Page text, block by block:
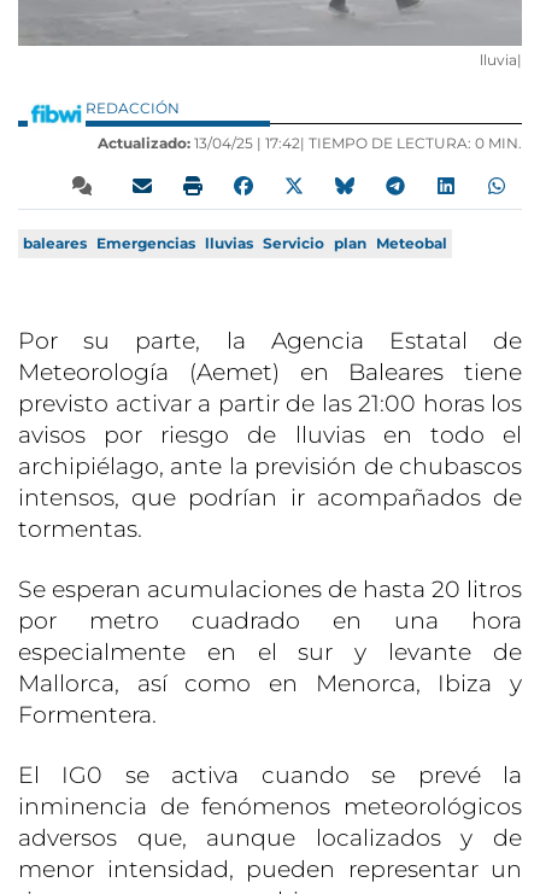
lluvia|
REDACCIÓN
Actualizado: 13/04/25 | 17:42| TIEMPO DE LECTURA: 0 MIN.
baleares Emergencias lluvias Servicio plan Meteobal
Por su parte, la Agencia Estatal de
Meteorología (Aemet) en Baleares tiene
previsto activar a partir de las 21:00 horas los
avisos por riesgo de lluvias en todo el
archipiélago, ante la previsión de chubascos
intensos, que podrían ir acompañados de
tormentas.
Se esperan acumulaciones de hasta 20 litros
por metro cuadrado en una hora
especialmente en el sur y levante de
Mallorca, así como en Menorca, Ibiza y
Formentera.
El IG0 se activa cuando se prevé la
inminencia de fenómenos meteorológicos
adversos que, aunque localizados y de
menor intensidad, pueden representar un